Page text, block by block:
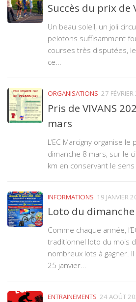
Succès du prix de
Un beau soleil, un joli
pelotons suffisamment
courses très disputées,
ce...
ORGANISATIONS 27
Pris de VIVANS
mars
L’EC Marcigny organise le
dimanche 8 mars, sur le
km en conservant le sens
INFORMATIONS 19 JANVIER
Loto du
Comme chaque année,
traditionnel loto du mois
nombreux lots à gagner.
25 janvier...
ENTRAINEMENTS 24 AOÛT